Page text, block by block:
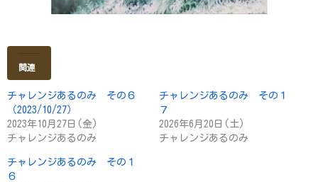
関連
チャレンジあるのみ その６
（2023/10/27）
2023年10月27日(金)
チャレンジあるのみ
チャレンジあるのみ その１
７
2026年6月20日(土)
チャレンジあるのみ
チャレンジあるのみ その１
６